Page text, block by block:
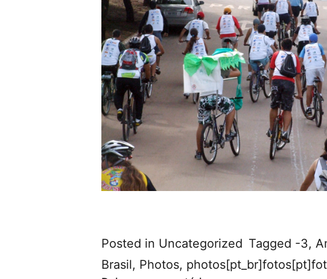
Posted in Uncategorized Tagged -3,
Brasil, Photos,